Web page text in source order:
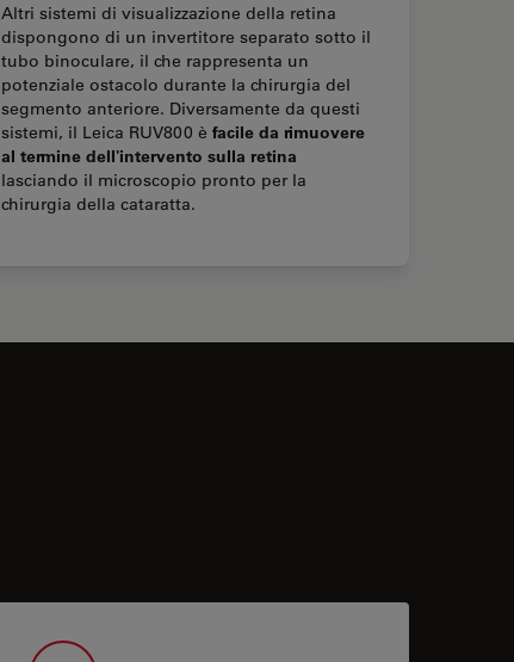
Altri sistemi di visualizzazione della retina
dispongono di un invertitore separato sotto il
tubo binoculare, il che rappresenta un
potenziale ostacolo durante la chirurgia del
segmento anteriore. Diversamente da questi
sistemi, il Leica RUV800 è facile da rimuovere
al termine dell'intervento sulla retina
lasciando il microscopio pronto per la
chirurgia della cataratta.